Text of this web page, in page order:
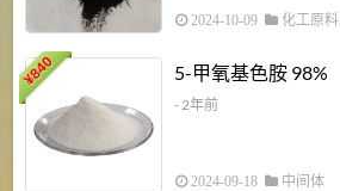
2024-10-09 化工原料
¥
840 5-甲氧基色胺 98%
- 2年前
2024-09-18 中间体